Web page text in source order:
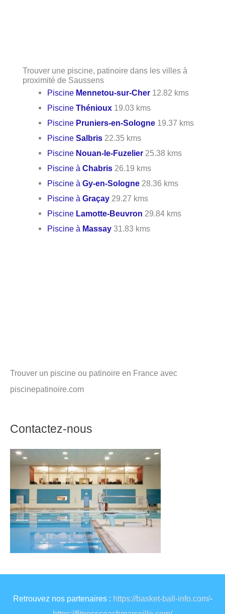
Trouver une piscine, patinoire dans les villes à
proximité de Saussens
Piscine Mennetou-sur-Cher 12.82 kms
PiscineThénioux 19.03 kms
Piscine Pruniers-en-Sologne 19.37 kms
PiscineSalbris 22.35 kms
Piscine Nouan-le-Fuzelier 25.38 kms
Piscine àChabris 26.19 kms
Piscine àGy-en-Sologne 28.36 kms
Piscine àGraçay 29.27 kms
Piscine Lamotte-Beuvron 29.84 kms
Piscine à Massay 31.83 kms
Trouver un piscine ou patinoire en France avec
piscinepatinoire.com
Contactez-nous
Retrouvez nos partenaires : https://basket-ball-info.com/-